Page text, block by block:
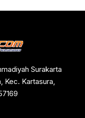
Surakarta
Kec. Kartasura,